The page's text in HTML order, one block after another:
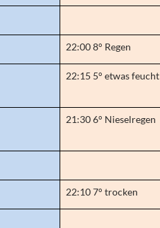
22:00 8° Regen
22:15 5° etwas feucht
21:30 6° Nieselregen
22:10 7° trocken